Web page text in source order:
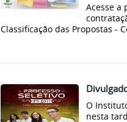
Acesse a
Classificação das Propostas -
O
nesta